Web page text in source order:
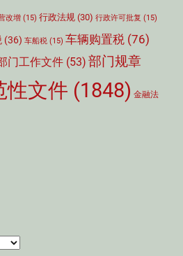
改增 (15) 行政法规 (30) 行政许可批复 (15)
(36) 车船税 (15) 车辆购置税 (76)
门工作文件 (53) 部门规章
性文件 (1848) 金融法